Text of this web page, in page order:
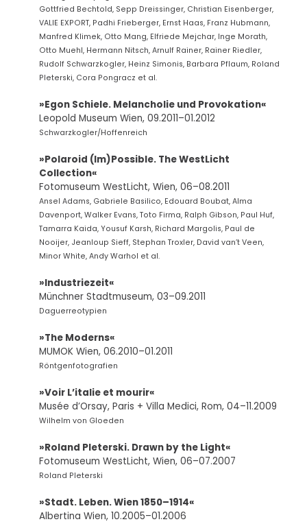
Gottfried Bechtold, Sepp Dreissinger, Christian Eisenberger,
VALIE EXPORT, Padhi Frieberger, Ernst Haas, Franz Hubmann,
Manfred Klimek, Otto Mang, Elfriede Mejchar, Inge Morath,
Otto Muehl, Hermann Nitsch, Arnulf Rainer, Rainer Riedler,
Rudolf Schwarzkogler, Heinz Simonis, Barbara Pflaum, Roland
Pleterski, Cora Pongracz et al.
»Egon Schiele. Melancholie und Provokation«
Leopold Museum Wien, 09.2011–01.2012
Schwarzkogler/Hoffenreich
»Polaroid (Im)Possible. The WestLicht
Collection«
Fotomuseum WestLicht, Wien, 06–08.2011
Ansel Adams, Gabriele Basilico, Edouard Boubat, Alma
Davenport, Walker Evans, Toto Firma, Ralph Gibson, Paul Huf,
Tamarra Kaida, Yousuf Karsh, Richard Margolis, Paul de
Nooijer, Jeanloup Sieff, Stephan Troxler, David van’t Veen,
Minor White, Andy Warhol et al.
»Industriezeit«
Münchner Stadtmuseum, 03–09.2011
Daguerreotypien
»The Moderns«
MUMOK Wien, 06.2010–01.2011
Röntgenfotografien
»Voir L’italie et mourir«
Musée d’Orsay, Paris + Villa Medici, Rom, 04–11.2009
Wilhelm von Gloeden
»Roland Pleterski. Drawn by the Light«
Fotomuseum WestLicht, Wien, 06–07.2007
Roland Pleterski
»Stadt. Leben. Wien 1850–1914«
Albertina Wien, 10.2005–01.2006